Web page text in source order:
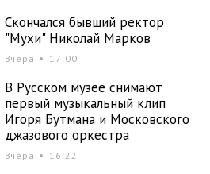
Скончался бывший ректор
"Мухи" Николай Марков
Вчера 17:00
В Русском музее снимают
первый музыкальный клип
Игоря Бутмана и Московского
джазового оркестра
Вчера 16:22